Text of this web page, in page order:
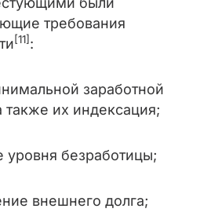
требования
[11]:
заработной
также их индексация;
безработицы;
внешнего долга;